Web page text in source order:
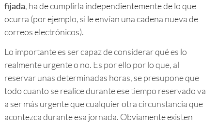
fijada, ha de cumplirla independientemente de lo que
ocurra (por ejemplo, si le envían una cadena nueva de
correos electrónicos).
Lo importante es ser capaz de considerar qué es lo
realmente urgente o no. Es por ello por lo que, al
reservar unas determinadas horas, se presupone que
todo cuanto se realice durante ese tiempo reservado va
a ser más urgente que cualquier otra circunstancia que
acontezca durante esa jornada. Obviamente existen